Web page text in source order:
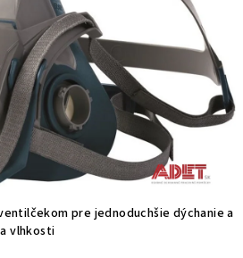
pre jednoduchšie dýchanie a
vlhkosti